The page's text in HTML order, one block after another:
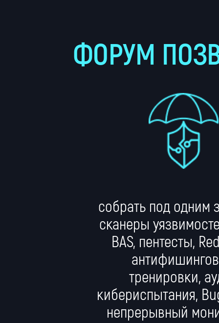
ФОРУМ
собрать под одним
сканеры
BAS, пентесты,
тренировки,
кибериспытания,
непрерывный